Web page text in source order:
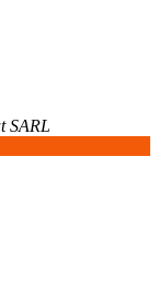
SARL